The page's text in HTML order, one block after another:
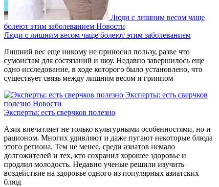
Люди с лишним весом чаще
болеют этим заболеванием Новости
Люди с лишним весом чаще болеют этим заболеванием
Лишний вес еще никому не приносил пользу, разве что
сумоистам для состязаний и шоу. Недавно завершилось еще
одно исследование, в ходе которого было установлено, что
существует связь между лишним весом и гриппом
Эксперты: есть сверчков
полезно Новости
Эксперты: есть сверчков полезно
Азия впечатляет не только культурными особенностями, но и
рационом. Многих удивляют и даже пугают некоторые блюда
этого региона. Тем не менее, среди азиатов немало
долгожителей и тех, кто сохранил хорошее здоровье и
продлил молодость. Недавно ученые решили изучить
воздействие на здоровье одного из популярных азиатских
блюд